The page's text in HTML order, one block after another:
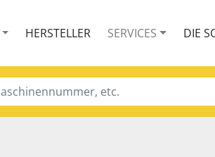
HERSTELLER SERVICES DIE